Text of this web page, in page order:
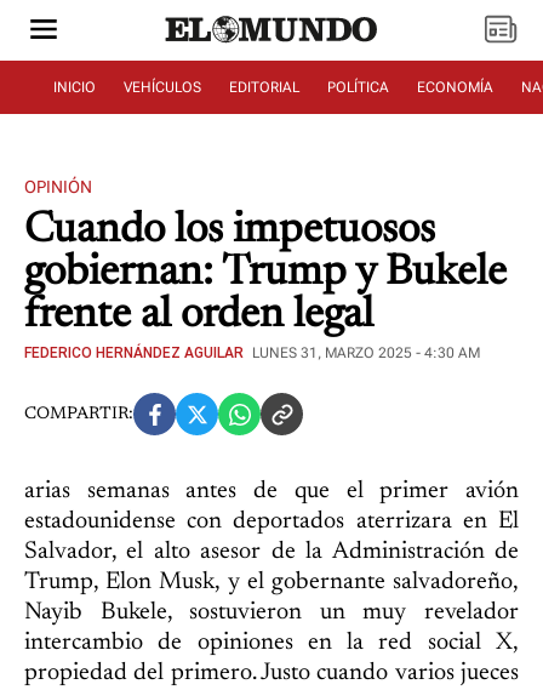
INICIO VEHÍCULOS EDITORIAL POLÍTICA ECONOMÍA
OPINIÓN
Cuando los impetuosos
gobiernan: Trump y Bukele
frente al orden legal
FEDERICO HERNÁNDEZ AGUILAR LUNES 31, MARZO 2025 - 4:30 AM
COMPARTIR:
arias semanas antes de que el primer avión
estadounidense con deportados aterrizara en El
Salvador, el alto asesor de la Administración de
Trump, Elon Musk, y el gobernante salvadoreño,
Nayib Bukele, sostuvieron un muy revelador
intercambio de opiniones en la red social X,
propiedad del primero. Justo cuando varios jueces